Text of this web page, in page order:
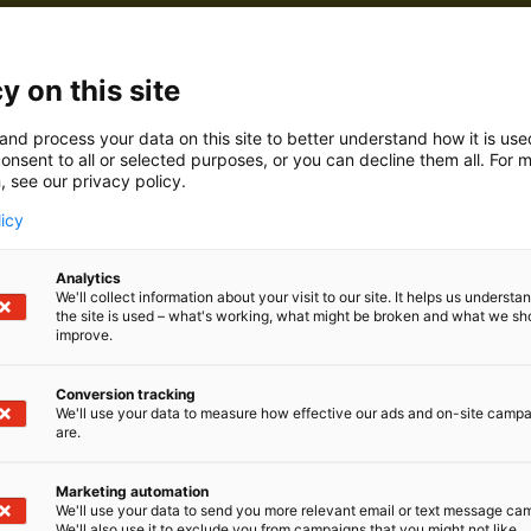
on johtavia kiinnitys-, sidonta-, merkintä- ja
Lisäksi kehitämme asiakaskohtaisia
Päämäärämme on kehittää aidosti toimivia
jotka vastaavat haastaviinkin vaatimuksiin.
jokainen päivä yhdessä pyrkien selvittämään,
Asiakkaat ovat tärkein inspiraatiomme
18 tehtaassa ja suunnittelemme ja
Toimimme 39 maassa ja henkilöstön lukumäärä on yli
on this site
process your data on this site to better understand how it is
to all or selected purposes, or you can decline them all. For
see our privacy policy.
Analytics
We'll collect information about your visit to our site. It helps us
the site is used – what's working, what might be broken and what we
improve.
Conversion tracking
We'll use your data to measure how effective our ads and on-site
are.
Marketing automation
We'll use your data to send you more relevant email or text message